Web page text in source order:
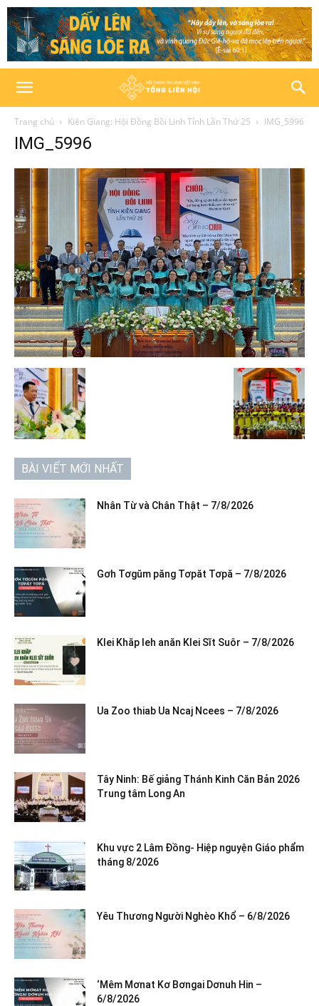
Trang chủ Kiên Giang: Hội Đồng Bồi Linh Tỉnh Lần Thứ 25 IMG_5996
IMG_5996
BÀI VIẾT MỚI NHẤT
Nhân Từ và Chân Thật – 7/8/2026
Gơh Tơgŭm păng Tơpăt Tơpă – 7/8/2026
Klei Khăp leh anăn Klei Sĭt Suôr – 7/8/2026
Ua Zoo thiab Ua Ncaj Ncees – 7/8/2026
Tây Ninh: Bế giảng Thánh Kinh Căn Bản 2026
Trung tâm Long An
Khu vực 2 Lâm Đồng- Hiệp nguyện Giáo phẩm
tháng 8/2026
Yêu Thương Người Nghèo Khổ – 6/8/2026
‘Mêm Mơnat Kơ Bơngai Dơnuh Hin –
6/8/2026